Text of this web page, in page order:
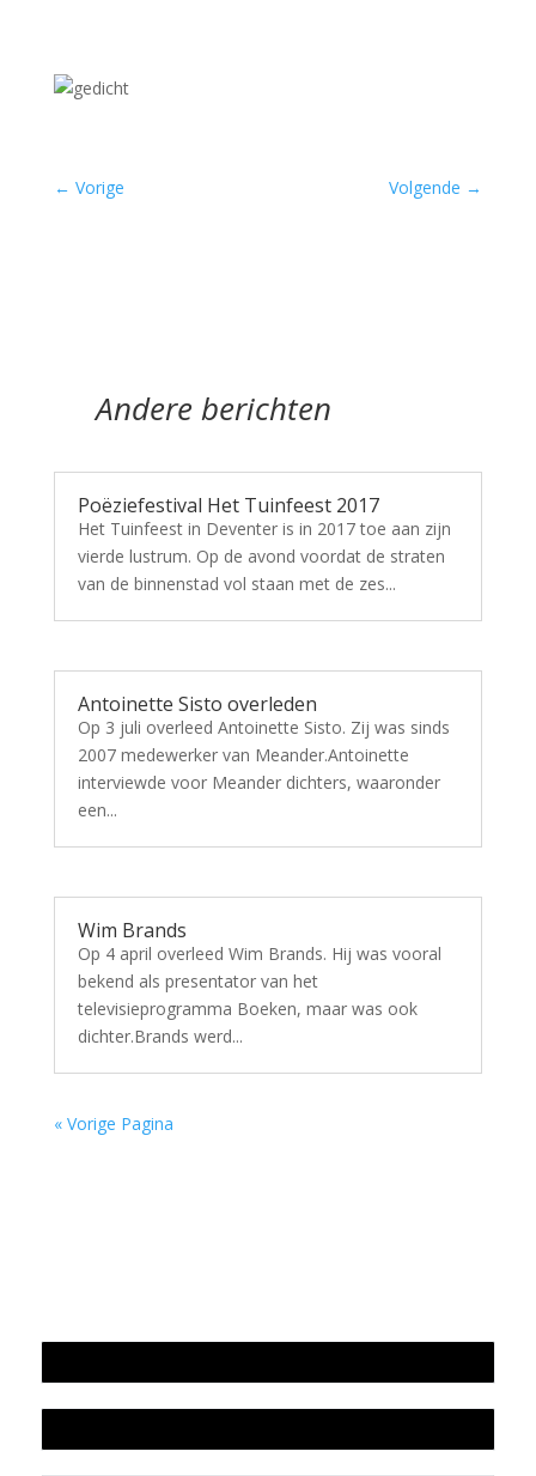
← Vorige Volgende →
Andere berichten
Poëziefestival Het Tuinfeest 2017
Het Tuinfeest in Deventer is in 2017 toe aan zijn
vierde lustrum. Op de avond voordat de straten
van de binnenstad vol staan met de zes...
Antoinette Sisto overleden
Op 3 juli overleed Antoinette Sisto. Zij was sinds
2007 medewerker van Meander.Antoinette
interviewde voor Meander dichters, waaronder
een...
Wim Brands
Op 4 april overleed Wim Brands. Hij was vooral
bekend als presentator van het
televisieprogramma Boeken, maar was ook
dichter.Brands werd...
« Vorige Pagina